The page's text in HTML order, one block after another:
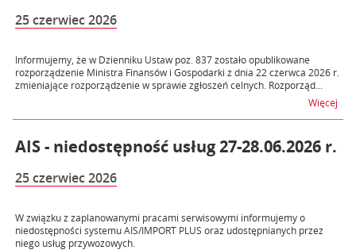
25 czerwiec 2026
Informujemy, że w Dzienniku Ustaw poz. 837 zostało opublikowane
rozporządzenie Ministra Finansów i Gospodarki z dnia 22 czerwca 2026 r.
zmieniające rozporządzenie w sprawie zgłoszeń celnych. Rozporząd...
Więcej
AIS - niedostępność usług 27-28.06.2026 r.
25 czerwiec 2026
W związku z zaplanowanymi pracami serwisowymi informujemy o
niedostępności systemu AIS/IMPORT PLUS oraz udostępnianych przez
niego usług przywozowych.